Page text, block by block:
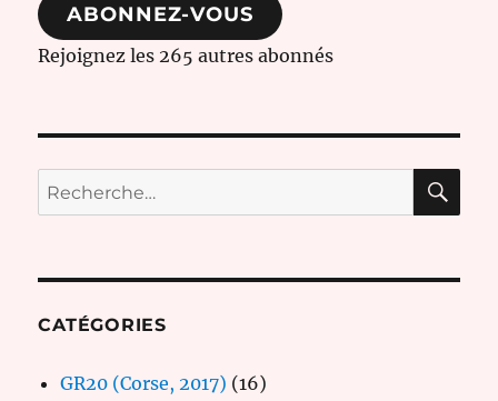
ABONNEZ-VOUS
Rejoignez les 265 autres abonnés
Recherche
pour :
CATÉGORIES
GR20 (Corse, 2017) (16)